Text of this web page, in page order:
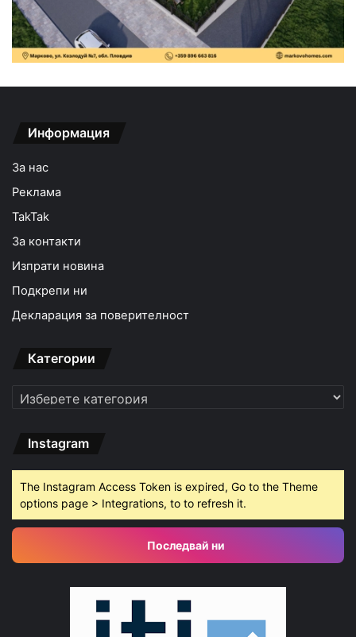
Информация
За нас
Реклама
TakTak
За контакти
Изпрати новина
Подкрепи ни
Декларация за поверителност
Категории
Категории
Instagram
The Instagram Access Token is expired, Go to the Theme
options page > Integrations, to to refresh it.
Последвай ни